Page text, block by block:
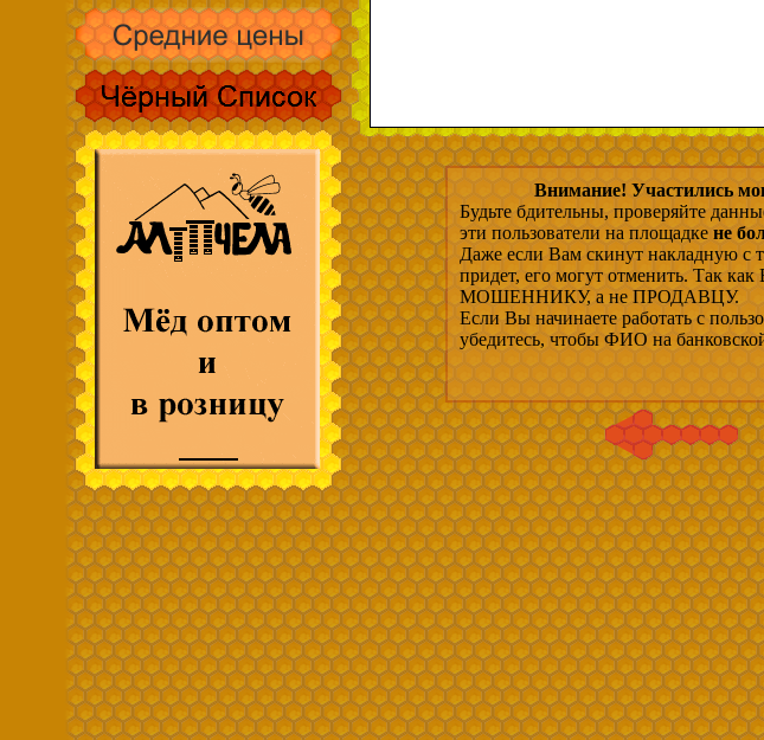
Внимание! Участились
Будьте бдительны, проверяйте
эти пользователи на площадке не
Даже если Вам скинут накладную с
придет, его могут отменить. Так
МОШЕННИКУ, а не ПРОДАВЦУ.
Если Вы начинаете работать с
убедитесь, чтобы ФИО на